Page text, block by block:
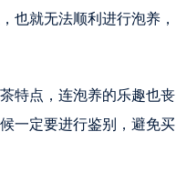
也就无法顺利进行泡养，
特点，连泡养的乐趣也丧
一定要进行鉴别，避免买